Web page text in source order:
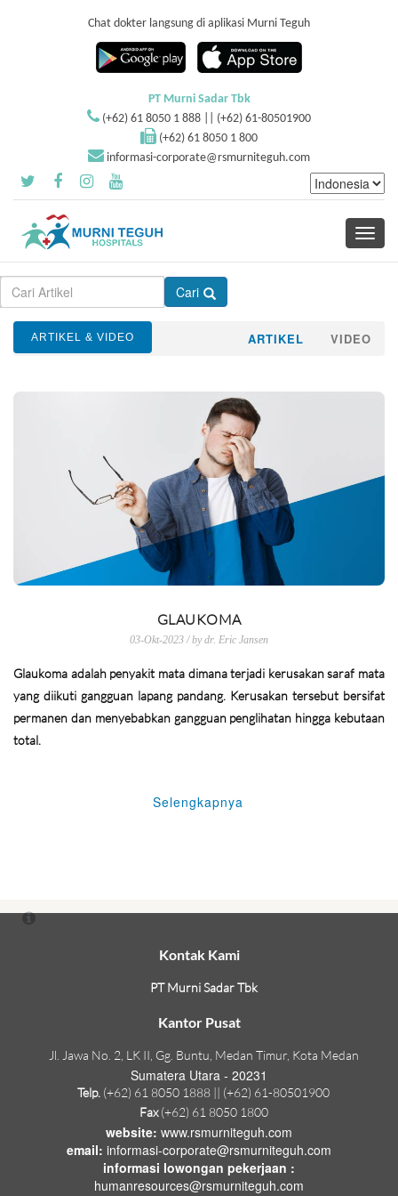
Chat dokter langsung di aplikasi Murni Teguh
PT Murni Sadar Tbk
(+62) 61 8050 1 888 || (+62) 61-80501900
(+62) 61 8050 1 800
informasi-corporate@rsmurniteguh.com
Toggle
Cari
ARTIKEL & VIDEO ARTIKEL VIDEO
GLAUKOMA
03-Okt-2023 / by dr. Eric Jansen
Glaukoma adalah penyakit mata dimana terjadi kerusakan saraf mata
yang diikuti gangguan lapang pandang. Kerusakan tersebut bersifat
permanen dan menyebabkan gangguan penglihatan hingga kebutaan
total.
Selengkapnya
Kontak Kami
PT Murni Sadar Tbk
Kantor Pusat
Jl. Jawa No. 2, LK II, Gg. Buntu, Medan Timur, Kota Medan
Sumatera Utara - 20231
Telp. (+62) 61 8050 1888 || (+62) 61-80501900
Fax(+62) 61 8050 1800
website: www.rsmurniteguh.com
email: informasi-corporate@rsmurniteguh.com
informasi lowongan pekerjaan :
humanresources@rsmurniteguh.com